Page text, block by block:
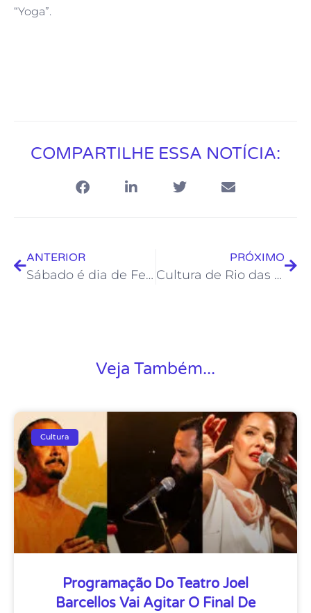
“Yoga”.
COMPARTILHE ESSA NOTÍCIA:
ANTERIOR
Sábado é dia de Feira Cultural com baile charme e literatura em Rio das Ostras
PRÓXIMO
Cultura de Rio das Ostras cumpre etapas do Plano Anual de Aplicação de Recursos
Veja Também...
Cultura
Programação Do Teatro Joel
Barcellos Vai Agitar O Final De